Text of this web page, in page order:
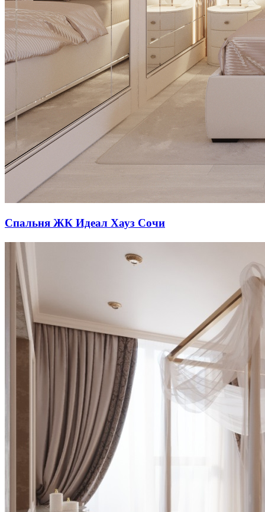
Спальня ЖК Идеал Хауз Сочи